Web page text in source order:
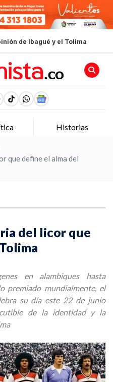
de Ibagué y el Tolima
Historias
que define el alma del
del licor que
en alambiques hasta
premiado mundialmente, el
su día este 22 de junio
de la identidad y la